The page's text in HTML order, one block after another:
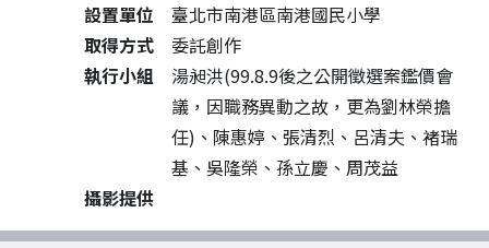
設置單位
臺北市南港區南港國民小學
取得方式
委託創作
執行小組
湯昶洪(99.8.9後之公開徵選案鑑價會
議，因職務異動之故，更為劉林榮擔
任)、陳惠婷、張清烈、呂清夫、褚瑞
基、吳隆榮、孫立慶、周茂益
攝影提供